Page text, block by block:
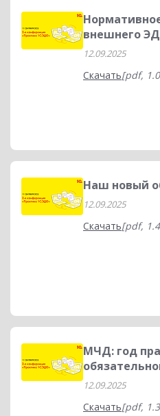
внешнего
12.09.2025
Скачать[pdf,
Наш новый
12.09.2025
Скачать[pdf,
МЧД: год
12.09.2025
Скачать[pdf,